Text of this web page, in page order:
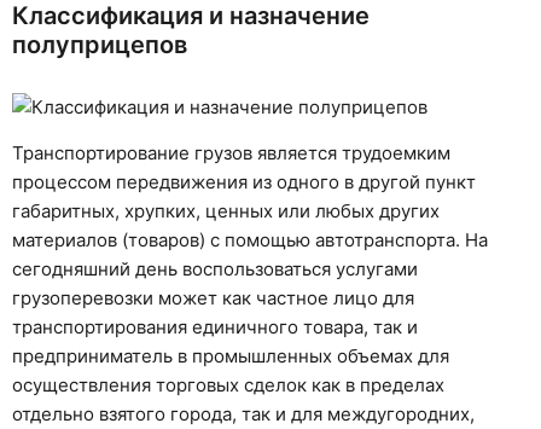
Власть
Жизнь
Общество
Рассказать новость
Классификация и назначение
полуприцепов
Транспортирование грузов является трудоемким
процессом передвижения из одного в другой пункт
габаритных, хрупких, ценных или любых других
материалов (товаров) с помощью автотранспорта. На
сегодняшний день воспользоваться услугами
грузоперевозки может как частное лицо для
транспортирования единичного товара, так и
предприниматель в промышленных объемах для
осуществления торговых сделок как в пределах
отдельно взятого города, так и для междугородних,